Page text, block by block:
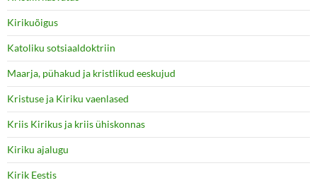
Kirikuõigus
Katoliku sotsiaaldoktriin
Maarja, pühakud ja kristlikud eeskujud
Kristuse ja Kiriku vaenlased
Kriis Kirikus ja kriis ühiskonnas
Kiriku ajalugu
Kirik Eestis